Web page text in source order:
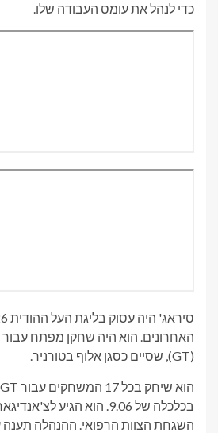
כדי לנהל את עומס העבודה שלו.
(GT), שסיים כסגן אלוף בטורניר.
בכלכלה של 9.06. הוא הגיע
השגחת הצוות הרפואי. ההנהלה